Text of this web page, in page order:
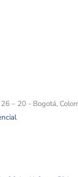
– 20 - Bogotá,